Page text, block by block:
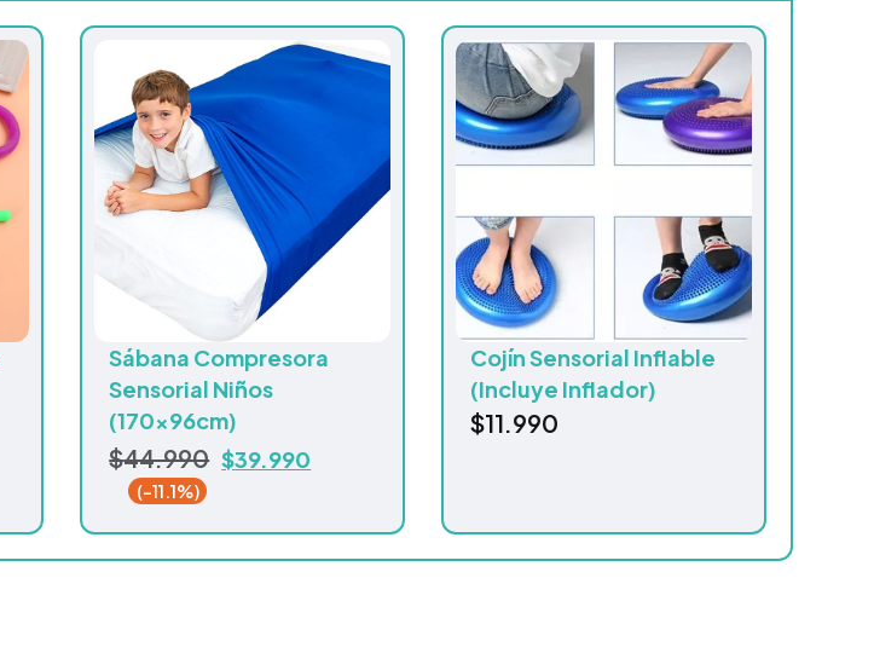
Sábana Compresora
Sensorial Niños
(170x96cm)
$44.990 $39.990
(-11.1%)
Cojín Sensorial Inflable
(Incluye Inflador)
$11.990